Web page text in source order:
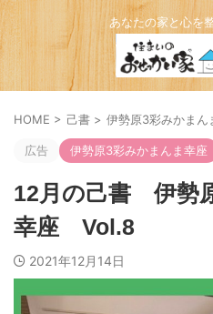
あなたの家と心を
HOME > 己書 > 伊勢原3彩みかまん
広告 伊勢原3彩みかまんま幸座
12月の己書 伊勢
幸座 Vol.8
2021年12月14日